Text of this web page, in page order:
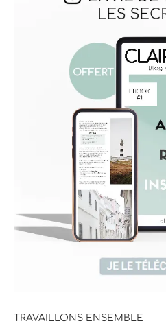
TRAVAILLONS ENSEMBLE